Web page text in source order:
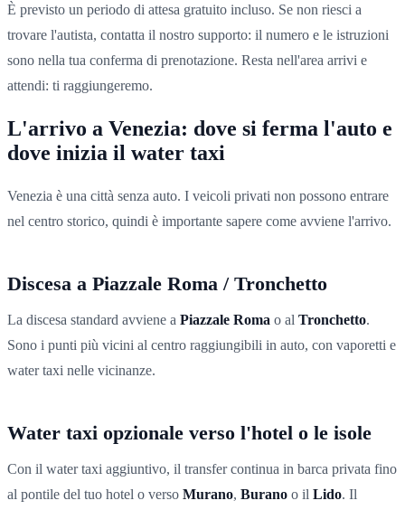
È previsto un periodo di attesa gratuito incluso. Se non riesci a
trovare l'autista, contatta il nostro supporto: il numero e le istruzioni
sono nella tua conferma di prenotazione. Resta nell'area arrivi e
attendi: ti raggiungeremo.
L'arrivo a Venezia: dove si ferma l'auto e
dove inizia il water taxi
Venezia è una città senza auto. I veicoli privati non possono entrare
nel centro storico, quindi è importante sapere come avviene l'arrivo.
Discesa a Piazzale Roma / Tronchetto
La discesa standard avviene a Piazzale Roma o al Tronchetto.
Sono i punti più vicini al centro raggiungibili in auto, con vaporetti e
water taxi nelle vicinanze.
Water taxi opzionale verso l'hotel o le isole
Con il water taxi aggiuntivo, il transfer continua in barca privata fino
al pontile del tuo hotel o verso Murano, Burano o il Lido. Il